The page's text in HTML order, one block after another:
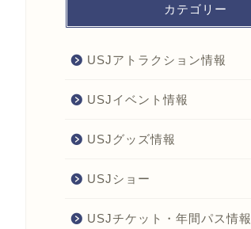
カテゴリー
USJアトラクション情報
USJイベント情報
USJグッズ情報
USJショー
USJチケット・年間パス情報